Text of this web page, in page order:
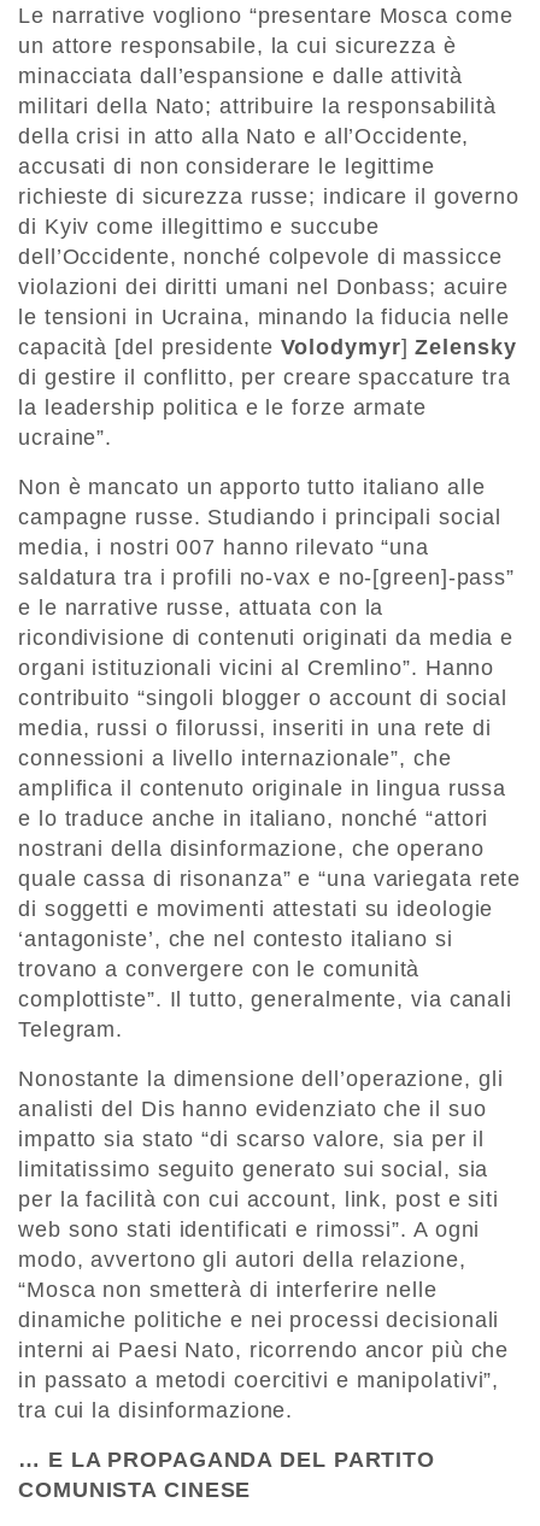
Le narrative vogliono “presentare Mosca come
un attore responsabile, la cui sicurezza è
minacciata dall’espansione e dalle attività
militari della Nato; attribuire la responsabilità
della crisi in atto alla Nato e all’Occidente,
accusati di non considerare le legittime
richieste di sicurezza russe; indicare il governo
di Kyiv come illegittimo e succube
dell’Occidente, nonché colpevole di massicce
violazioni dei diritti umani nel Donbass; acuire
le tensioni in Ucraina, minando la fiducia nelle
capacità [del presidente Volodymyr]Zelensky
di gestire il conflitto, per creare spaccature tra
la leadership politica e le forze armate
ucraine”.
Non è mancato un apporto tutto italiano alle
campagne russe. Studiando i principali social
media, i nostri 007 hanno rilevato “una
saldatura tra i profili no-vax e no-[green]-pass”
e le narrative russe, attuata con la
ricondivisione di contenuti originati da media e
organi istituzionali vicini al Cremlino”. Hanno
contribuito “singoli blogger o account di social
media, russi o filorussi, inseriti in una rete di
connessioni a livello internazionale”, che
amplifica il contenuto originale in lingua russa
e lo traduce anche in italiano, nonché “attori
nostrani della disinformazione, che operano
quale cassa di risonanza” e “una variegata rete
di soggetti e movimenti attestati su ideologie
‘antagoniste’, che nel contesto italiano si
trovano a convergere con le comunità
complottiste”. Il tutto, generalmente, via canali
Telegram.
Nonostante la dimensione dell’operazione, gli
analisti del Dis hanno evidenziato che il suo
impatto sia stato “di scarso valore, sia per il
limitatissimo seguito generato sui social, sia
per la facilità con cui account, link, post e siti
web sono stati identificati e rimossi”. A ogni
modo, avvertono gli autori della relazione,
“Mosca non smetterà di interferire nelle
dinamiche politiche e nei processi decisionali
interni ai Paesi Nato, ricorrendo ancor più che
in passato a metodi coercitivi e manipolativi”,
tra cui la disinformazione.
… E LA PROPAGANDA DEL PARTITO
COMUNISTA CINESE